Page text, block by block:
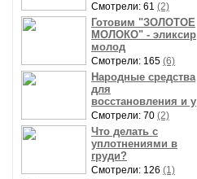
Смотрели: 61 (2)
Готовим "ЗОЛОТОЕ
МОЛОКО" - эликсир
молод
Смотрели: 165 (6)
Народные средства
для
восстановления и у
Смотрели: 70 (2)
Что делать с
уплотнениями в
груди?
Смотрели: 126 (1)